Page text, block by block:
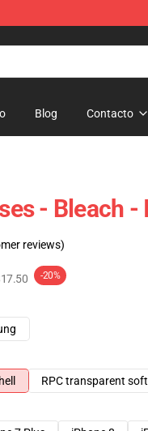
Blog Contacto
- Bleach
reviews)
-20%
RPC transparent soft